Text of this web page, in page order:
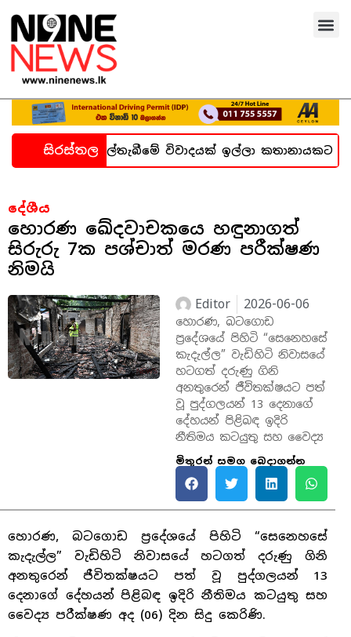
සිරස්තල
හදිසි කල්තැබීමේ විවාදයක් ඉල්ලා කතානායකට ලිපියක්
දේශීය
හොරණ ඛේදවාචකයෙ හඳුනාගත්
සිරුරු 7ක පශ්චාත් මරණ පරීක්ෂණ
නිමයි
Editor 2026-06-06
හොරණ, බටගොඩ
ප්‍රදේශයේ පිහිටි “සෙනෙහසේ
කැදැල්ල” වැඩිහිටි නිවාසයේ
හටගත් දරුණු ගිනි
අනතුරෙන් ජීවිතක්ෂයට පත්
වූ පුද්ගලයන් 13 දෙනාගේ
දේහයන් පිළිබඳ ඉදිරි
නීතිමය කටයුතු සහ වෛද්‍ය
මිතුරන් සමග බෙදාගන්න
හොරණ, බටගොඩ ප්‍රදේශයේ පිහිටි “සෙනෙහසේ
කැදැල්ල” වැඩිහිටි නිවාසයේ හටගත් දරුණු ගිනි
අනතුරෙන් ජීවිතක්ෂයට පත් වූ පුද්ගලයන් 13
දෙනාගේ දේහයන් පිළිබඳ ඉදිරි නීතිමය කටයුතු සහ
වෛද්‍ය පරීක්ෂණ අද (06) දින සිදු කෙරිණි.